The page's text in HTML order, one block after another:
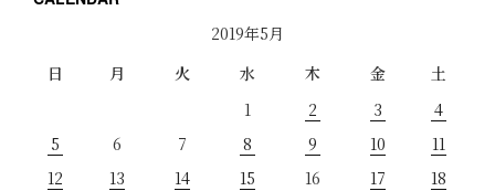
2019年5月
日
月 火 水 木 金
土
1
2 3
4
5
6 7 8 9 10
11
12
13 14 15 16 17
18